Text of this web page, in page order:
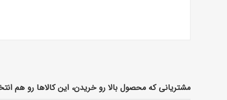
مشتریانی که محصول بالا رو خریدن، این کالاها رو هم